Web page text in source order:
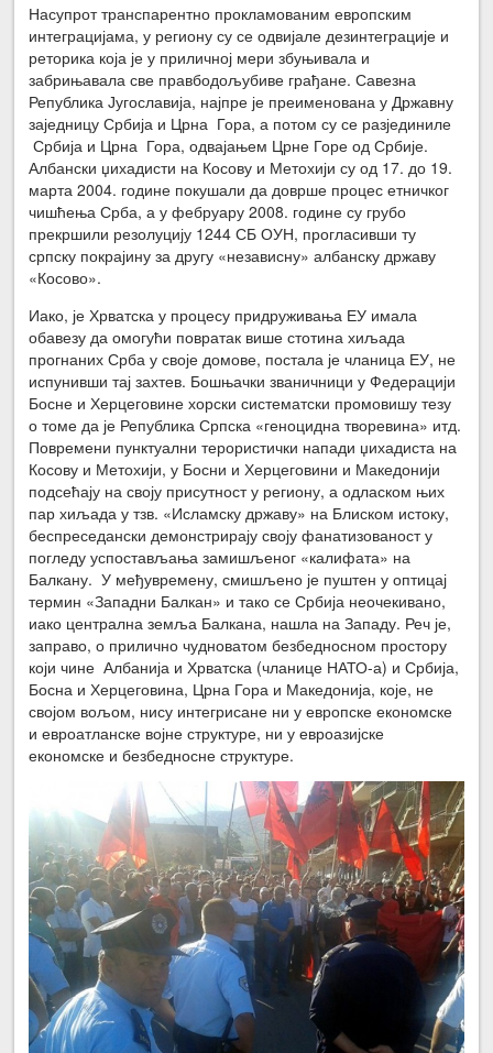
Насупрот транспарентно прокламованим европским
интеграцијама, у региону су се одвијале дезинтеграције и
реторика која је у приличној мери збуњивала и
забрињавала све правбодољубиве грађане. Савезна
Република Југославија, најпре је преименована у Државну
заједницу Србија и Црна Гора, а потом су се разјединиле
Србија и Црна Гора, одвајањем Црне Горе од Србије.
Албански џихадисти на Косову и Метохији су од 17. до 19.
марта 2004. године покушали да доврше процес етничког
чишћења Срба, а у фебруару 2008. године су грубо
прекршили резолуцију 1244 СБ ОУН, прогласивши ту
српску покрајину за другу «независну» албанску државу
«Косово».
Иако, је Хрватска у процесу придруживања ЕУ имала
обавезу да омогући повратак више стотина хиљада
прогнаних Срба у своје домове, постала је чланица ЕУ, не
испунивши тај захтев. Бошњачки званичници у Федерацији
Босне и Херцеговине хорски систематски промовишу тезу
о томе да је Република Српска «геноцидна творевина» итд.
Повремени пунктуални терористички напади џихадиста на
Косову и Метохији, у Босни и Херцеговини и Македонији
подсећају на своју присутност у региону, а одласком њих
пар хиљада у тзв. «Исламску државу» на Блиском истоку,
беспреседански демонстрирају своју фанатизованост у
погледу успостављања замишљеног «калифата» на
Балкану. У међувремену, смишљено је пуштен у оптицај
термин «Западни Балкан» и тако се Србија неочекивано,
иако централна земља Балкана, нашла на Западу. Реч је,
заправо, о прилично чудноватом безбедносном простору
који чине Албанија и Хрватска (чланице НАТО-а) и Србија,
Босна и Херцеговина, Црна Гора и Македонија, које, не
својом вољом, нису интегрисане ни у европске економске
и евроатланске војне структуре, ни у евроазијске
економске и безбедносне структуре.